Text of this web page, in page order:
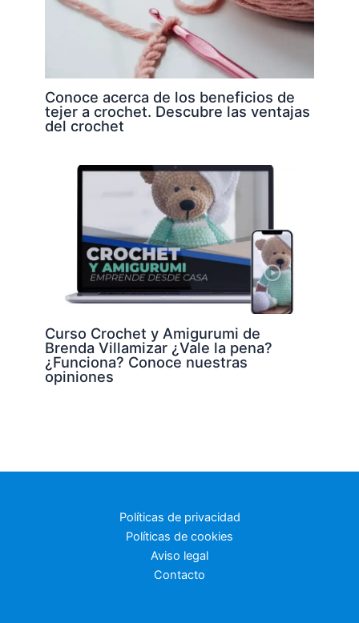
Conoce acerca de los beneficios de
tejer a crochet. Descubre las ventajas
del crochet
Curso Crochet y Amigurumi de
Brenda Villamizar ¿Vale la pena?
¿Funciona? Conoce nuestras
opiniones
Políticas de privacidad
Políticas de cookies
Aviso legal
Contacto